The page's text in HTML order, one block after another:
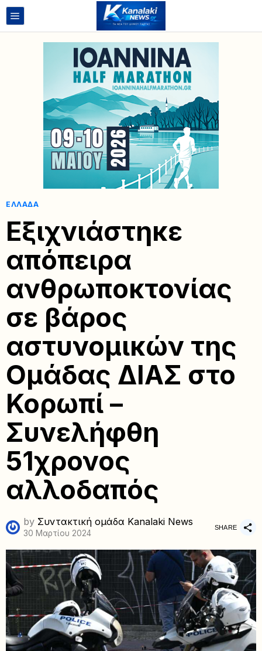
ΕΛΛΆΔΑ
Εξιχνιάστηκε
απόπειρα
ανθρωποκτονίας
σε βάρος
αστυνομικών της
Ομάδας ΔΙΑΣ στο
Κορωπί –
Συνελήφθη
51χρονος
αλλοδαπός
by Συντακτική ομάδα Kanalaki News
30 Μαρτίου 2024
SHARE